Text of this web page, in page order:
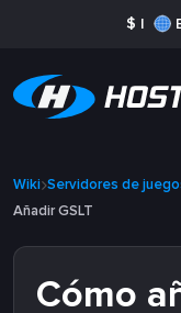
$ |
Wiki Servidores de
Añadir GSLT
Cómo